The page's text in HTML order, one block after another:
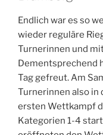
Endlich war es so
wieder reguläre
Turnerinnen und
Dementsprechend
Tag gefreut. Am
Turnerinnen also in
ersten Wettkampf
Kategorien 1-4